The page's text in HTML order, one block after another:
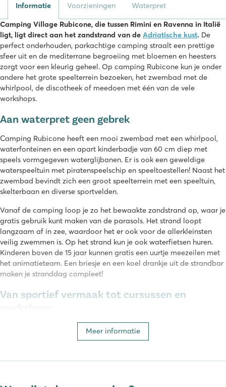
Informatie Voorzieningen Waterpret
Camping Village Rubicone, die tussen Rimini en Ravenna in Italië
ligt, ligt direct aan het zandstrand van de Adriatische kust. De
perfect onderhouden, parkachtige camping straalt een prettige
sfeer uit en de mediterrane begroeiing met bloemen en heesters
zorgt voor een kleurig geheel. Op camping Rubicone kun je onder
andere het grote speelterrein bezoeken, het zwembad met de
whirlpool, de discotheek of meedoen met één van de vele
workshops.
Aan waterpret geen gebrek
Camping Rubicone heeft een mooi zwembad met een whirlpool,
waterfonteinen en een apart kinderbadje van 60 cm diep met
speels vormgegeven waterglijbanen. Er is ook een geweldige
waterspeeltuin met piratenspeelschip en speeltoestellen! Naast het
zwembad bevindt zich een groot speelterrein met een speeltuin,
skelterbaan en diverse sportvelden.
Vanaf de camping loop je zo het bewaakte zandstrand op, waar je
gratis gebruik kunt maken van de parasols. Het strand loopt
langzaam af in zee, waardoor het er ook voor de allerkleinsten
veilig zwemmen is. Op het strand kun je ook waterfietsen huren.
Kinderen boven de 15 jaar kunnen gratis een uurtje meezeilen met
het animatieteam. Een briesje en een koel drankje uit de strandbar
maken je stranddag compleet!
Van sportief vermaak tot cursussen en
workshops
Camping Rubicone is een goed onderhouden camping, die door
vermaak in het openluchttheater, een fitnessruimte en zelfs een
Meer informatie